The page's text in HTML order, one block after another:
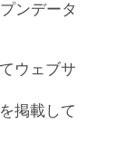
ンデータ
ウェブサ
掲載して